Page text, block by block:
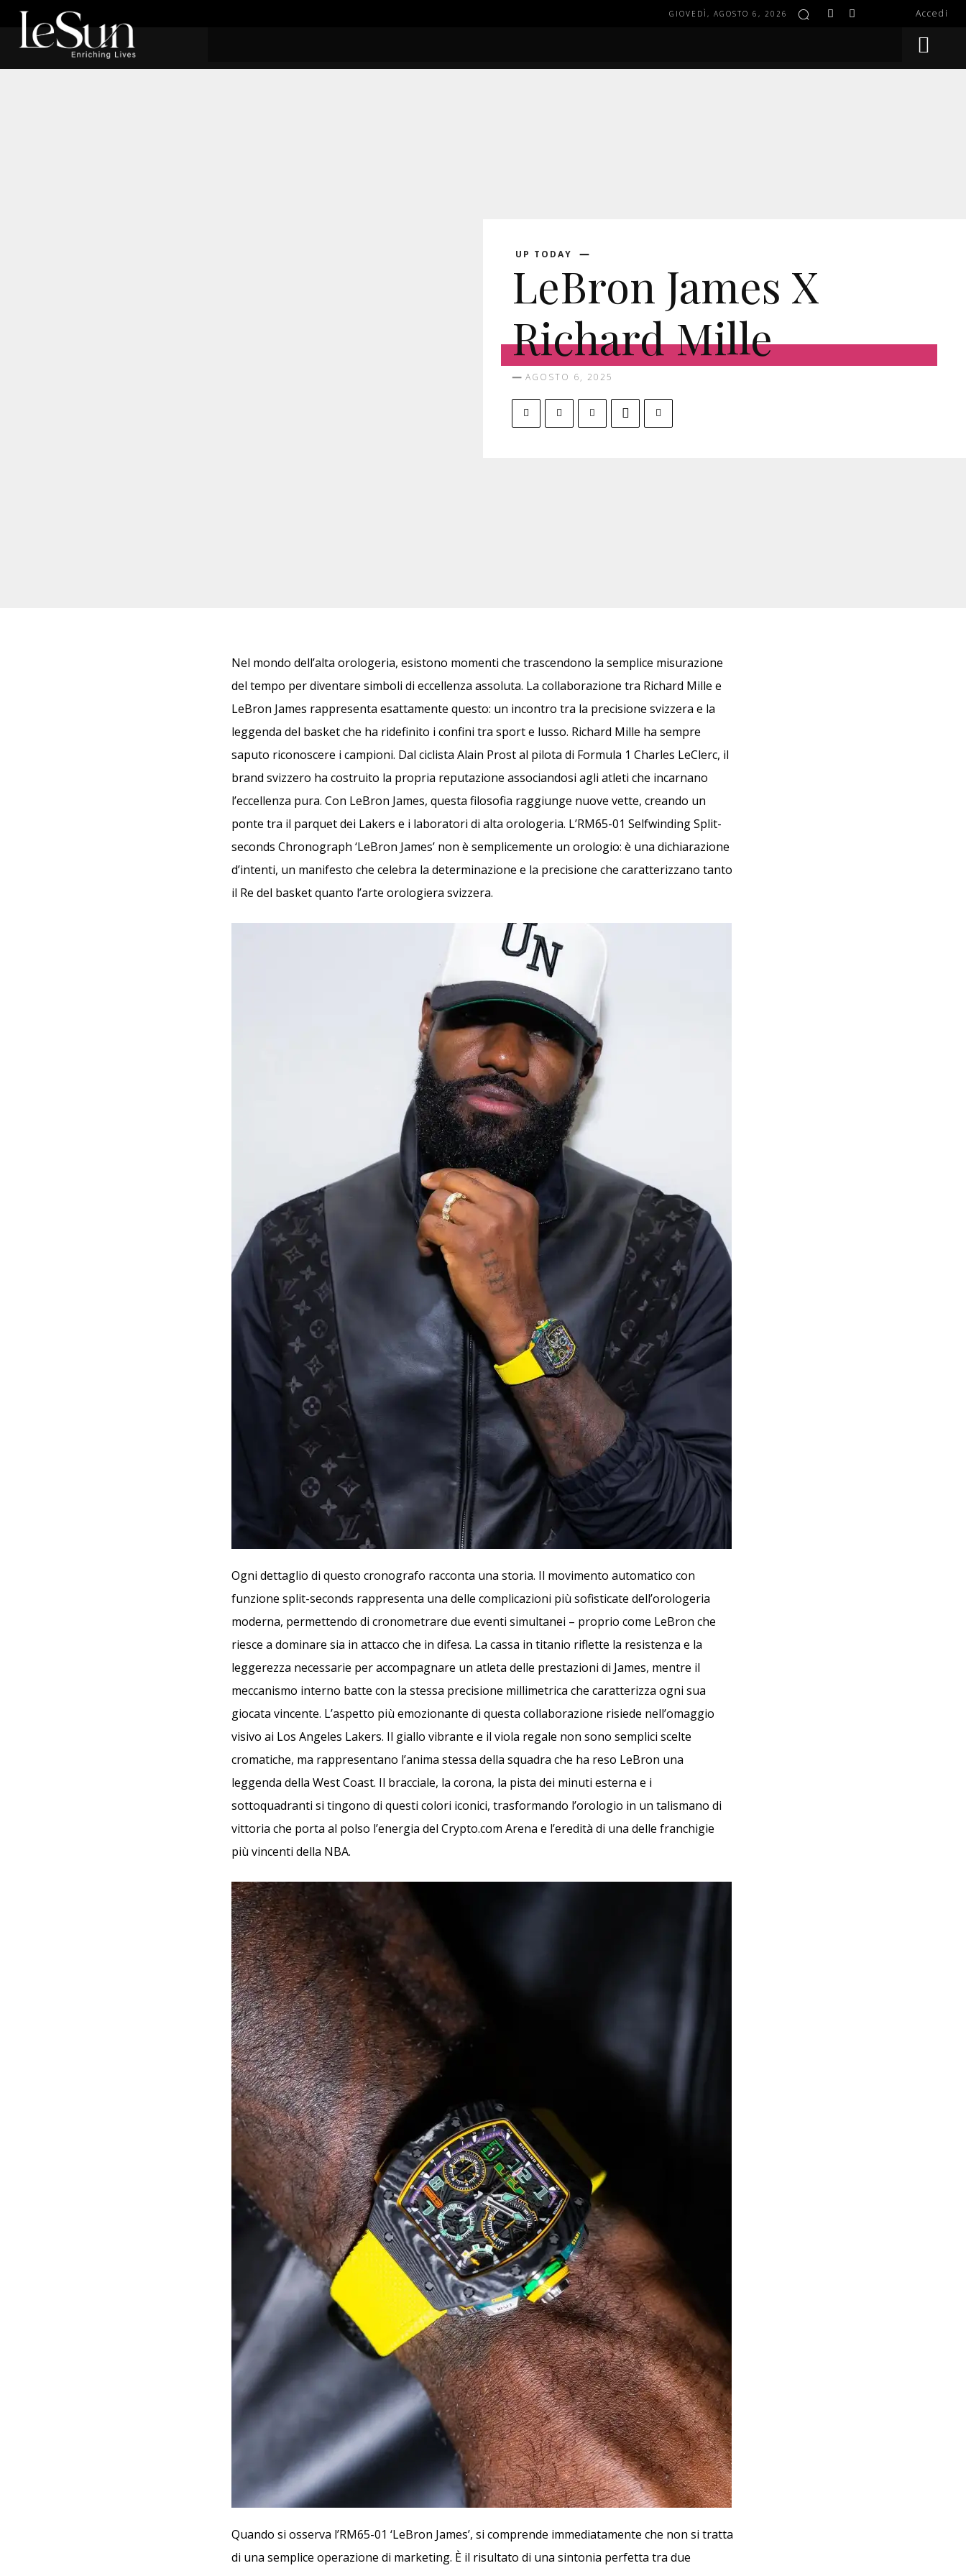
GIOVEDÌ, AGOSTO 6, 2026 Accedi
UP TODAY
LeBron James X
Richard Mille
AGOSTO 6, 2025
Nel mondo dell’alta orologeria, esistono momenti che trascendono la semplice misurazione
del tempo per diventare simboli di eccellenza assoluta. La collaborazione tra Richard Mille e
LeBron James rappresenta esattamente questo: un incontro tra la precisione svizzera e la
leggenda del basket che ha ridefinito i confini tra sport e lusso. Richard Mille ha sempre
saputo riconoscere i campioni. Dal ciclista Alain Prost al pilota di Formula 1 Charles LeClerc, il
brand svizzero ha costruito la propria reputazione associandosi agli atleti che incarnano
l’eccellenza pura. Con LeBron James, questa filosofia raggiunge nuove vette, creando un
ponte tra il parquet dei Lakers e i laboratori di alta orologeria. L’RM65-01 Selfwinding Split-
seconds Chronograph ‘LeBron James’ non è semplicemente un orologio: è una dichiarazione
d’intenti, un manifesto che celebra la determinazione e la precisione che caratterizzano tanto
il Re del basket quanto l’arte orologiera svizzera.
Ogni dettaglio di questo cronografo racconta una storia. Il movimento automatico con
funzione split-seconds rappresenta una delle complicazioni più sofisticate dell’orologeria
moderna, permettendo di cronometrare due eventi simultanei – proprio come LeBron che
riesce a dominare sia in attacco che in difesa. La cassa in titanio riflette la resistenza e la
leggerezza necessarie per accompagnare un atleta delle prestazioni di James, mentre il
meccanismo interno batte con la stessa precisione millimetrica che caratterizza ogni sua
giocata vincente. L’aspetto più emozionante di questa collaborazione risiede nell’omaggio
visivo ai Los Angeles Lakers. Il giallo vibrante e il viola regale non sono semplici scelte
cromatiche, ma rappresentano l’anima stessa della squadra che ha reso LeBron una
leggenda della West Coast. Il bracciale, la corona, la pista dei minuti esterna e i
sottoquadranti si tingono di questi colori iconici, trasformando l’orologio in un talismano di
vittoria che porta al polso l’energia del Crypto.com Arena e l’eredità di una delle franchigie
più vincenti della NBA.
Quando si osserva l’RM65-01 ‘LeBron James’, si comprende immediatamente che non si tratta
di una semplice operazione di marketing. È il risultato di una sintonia perfetta tra due